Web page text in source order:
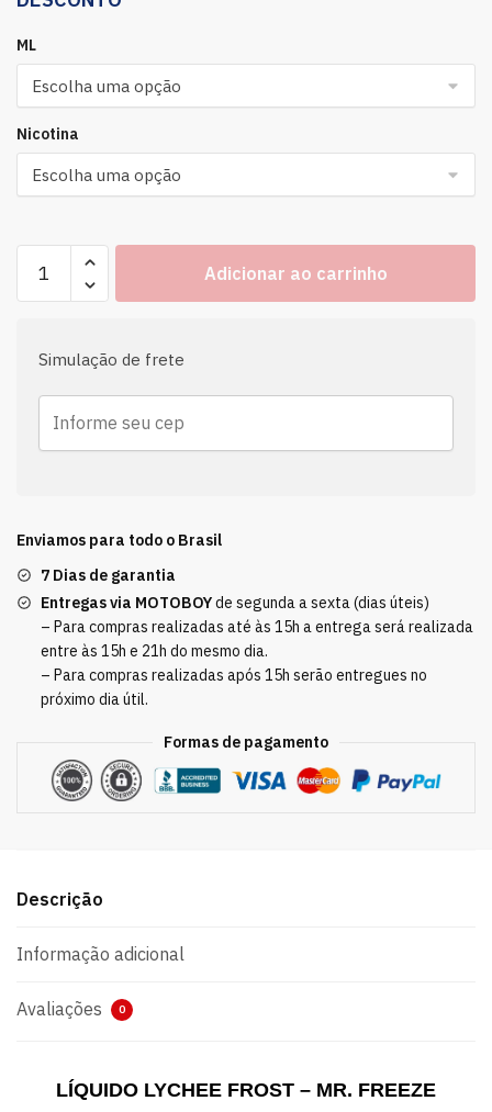
ML
Nicotina
Adicionar ao carrinho
Simulação de frete
Enviamos para todo o Brasil
7 Dias de garantia
Entregas via MOTOBOYde segunda a sexta (dias úteis)
– Para compras realizadas até às 15h a entrega será realizada
entre às 15h e 21h do mesmo dia.
– Para compras realizadas após 15h serão entregues no
próximo dia útil.
Formas de pagamento
Descrição
Informação adicional
Avaliações 0
LÍQUIDO LYCHEE FROST – MR. FREEZE